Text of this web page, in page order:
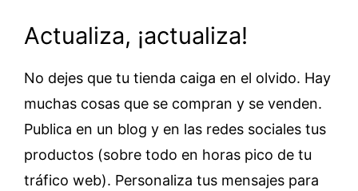
Actualiza, ¡actualiza!
No dejes que tu tienda caiga en el olvido. Hay
muchas cosas que se compran y se venden.
Publica en un blog y en las redes sociales tus
productos (sobre todo en horas pico de tu
tráfico web). Personaliza tus mensajes para